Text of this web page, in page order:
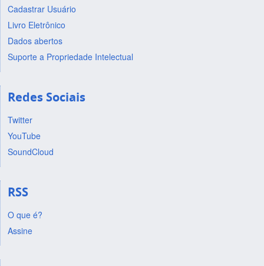
Cadastrar Usuário
Livro Eletrônico
Dados abertos
Suporte a Propriedade Intelectual
Redes Sociais
Twitter
YouTube
SoundCloud
RSS
O que é?
Assine